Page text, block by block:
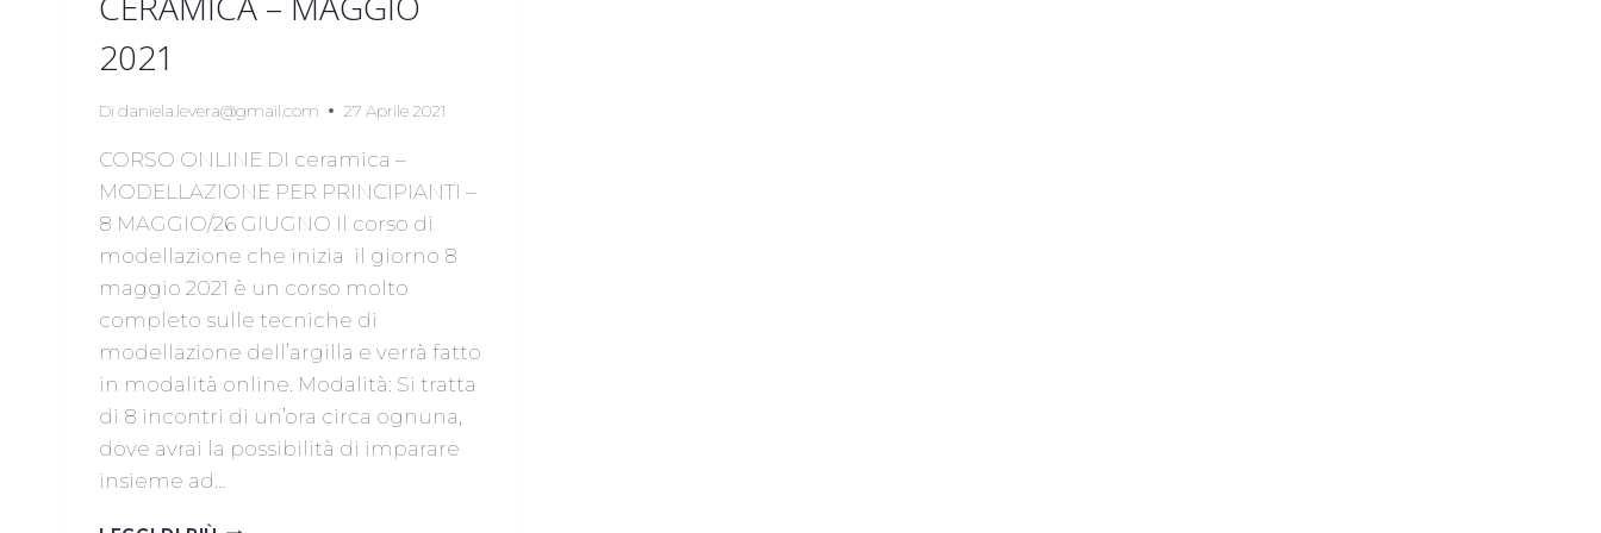
2021
Di daniela.levera@gmail.com 27 Aprile 2021
CORSO ONLINE DI ceramica –
MODELLAZIONE PER PRINCIPIANTI –
8 MAGGIO/26 GIUGNO Il corso di
modellazione che inizia il giorno 8
maggio 2021 è un corso molto
completo sulle tecniche di
modellazione dell’argilla e verrà fatto
in modalità online. Modalità: Si tratta
di 8 incontri di un’ora circa ognuna,
dove avrai la possibilità di imparare
insieme ad…
CORSO